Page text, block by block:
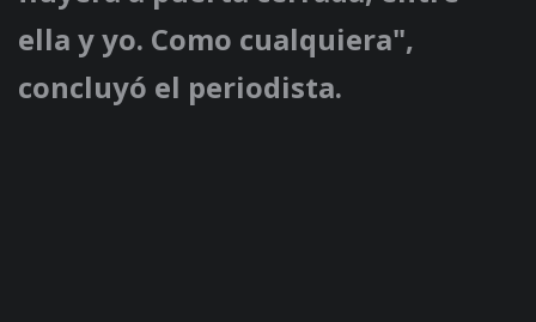
ella y yo. Como cualquiera",
concluyó el periodista.